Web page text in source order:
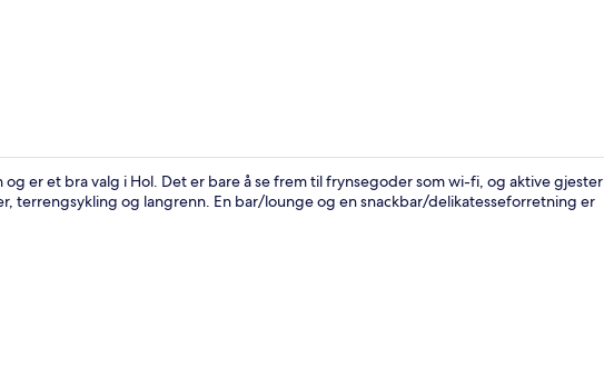
er et bra valg i Hol. Det er bare å se frem til frynsegoder som wi-fi, og aktive gjester
terrengsykling og langrenn. En bar/lounge og en snackbar/delikatesseforretning er